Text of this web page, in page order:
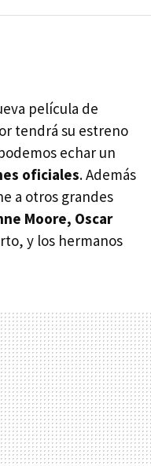
película de
tendrá su estreno
echar un
oficiales. Además
a otros grandes
Moore, Oscar
y los hermanos